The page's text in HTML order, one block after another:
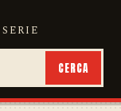
SERIE
CERCA